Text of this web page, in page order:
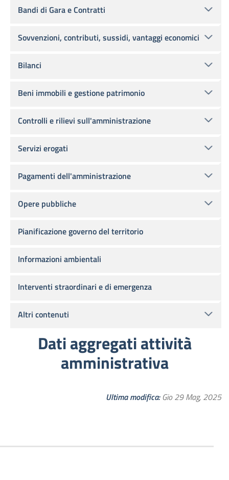
Dati aggregati attività
amministrativa
Ultima modifica Gio 29 Mag, 2025
Bandi di Gara e Contratti
Sovvenzioni, contributi, sussidi, vantaggi economici
Bilanci
Beni immobili e gestione patrimonio
Controlli e rilievi sull'amministrazione
Servizi erogati
Pagamenti dell'amministrazione
Opere pubbliche
Pianificazione governo del territorio
Informazioni ambientali
Interventi straordinari e di emergenza
Altri contenuti